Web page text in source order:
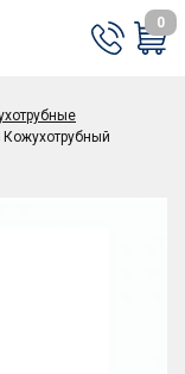
0
Кожухотрубный